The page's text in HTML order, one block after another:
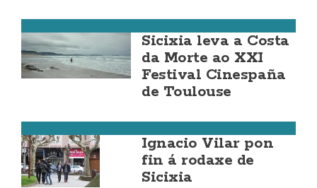
Sicixia leva a Costa
da Morte ao XXI
Festival Cinespaña
de Toulouse
Ignacio Vilar pon
fin á rodaxe de
Sicixia